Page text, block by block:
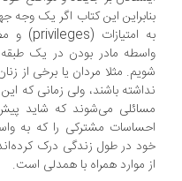
این کتاب اگر یک وجه
مادر بودن در یک طبقه
مثلا مردان یا برخی از زنان
باشند، ولی زمانی که این
می‌شوند که شاید پیش از
مشترکی را که به واسطه
در طول زندگی درک کرده‌اند
موارد همراه با همدلی است.